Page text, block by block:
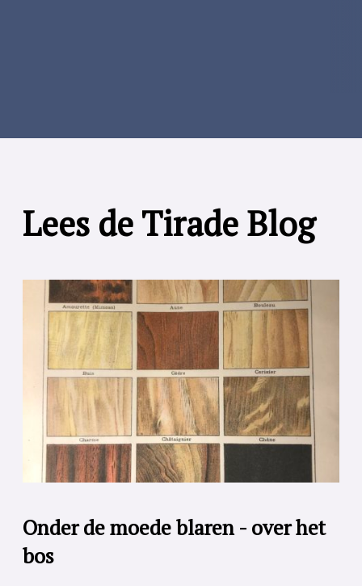
Lees de Tirade Blog
Onder de moede blaren - over het
bos